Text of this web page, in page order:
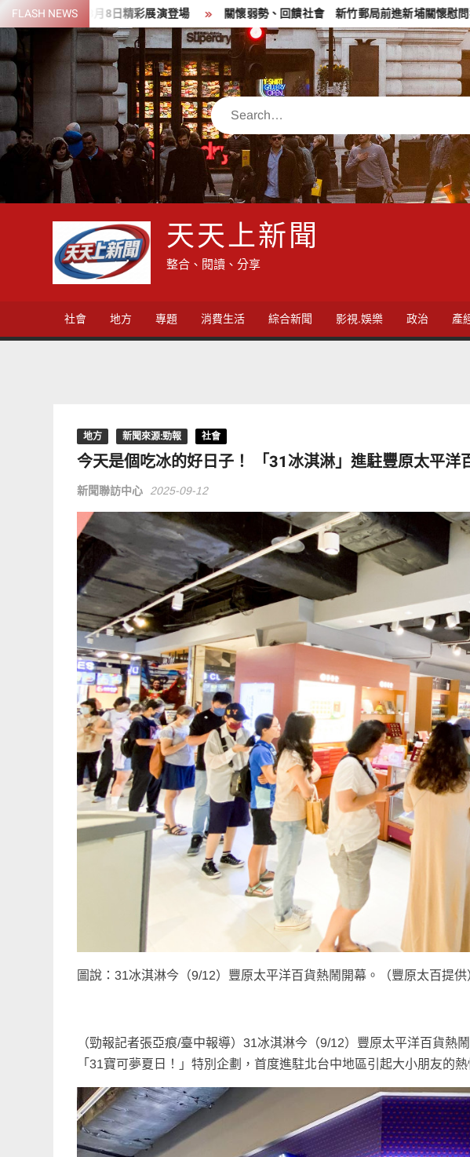
Skip
to
content
FLASH NEWS
月8日精彩展演登場 關懷弱勢、回饋社會 新竹郵局前進新埔關懷慰問獨居長者並改善
Search
天天上新聞
整合、閱讀、分享
社會 地方 專題 消費生活 綜合新聞 影視.娛樂 政治 產
地方 新聞來源:勁報 社會
今天是個吃冰的好日子！ 「31冰淇淋」進駐豐原太平洋
新聞聯訪中心 2025-09-12
圖說：31冰淇淋今（9/12）豐原太平洋百貨熱鬧開幕。（豐原太百提供
（勁報記者張亞痕/臺中報導）31冰淇淋今（9/12）豐原太平洋百貨熱
「31寶可夢夏日！」特別企劃，首度進駐北台中地區引起大小朋友的熱